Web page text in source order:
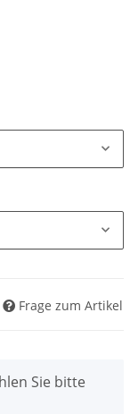
Frage zum Artikel
Sie bitte